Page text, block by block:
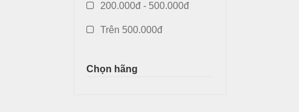
200.000đ - 500.000đ
Trên 500.000đ
Chọn hãng